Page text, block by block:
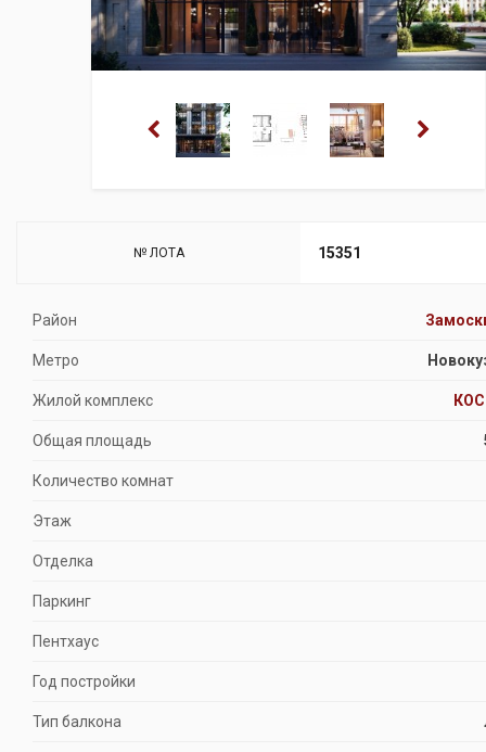
№ ЛОТА 15351
Район
Метро
Жилой комплекс
Общая площадь
Количество комнат
Этаж
Отделка
Паркинг
Пентхаус
Год постройки
Тип балкона